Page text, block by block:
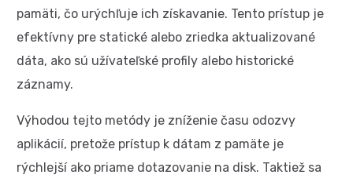
pamäti, čo urýchľuje ich získavanie. Tento prístup je
efektívny pre statické alebo zriedka aktualizované
dáta, ako sú užívateľské profily alebo historické
záznamy.
Výhodou tejto metódy je zníženie času odozvy
aplikácií, pretože prístup k dátam z pamäte je
rýchlejší ako priame dotazovanie na disk. Taktiež sa